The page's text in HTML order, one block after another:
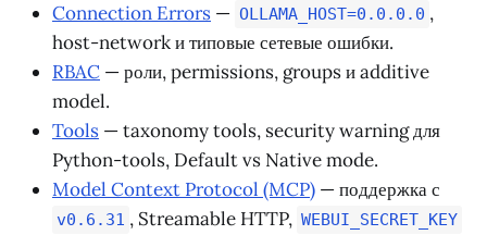
Connection Errors — OLLAMA_HOST=0.0.0.0 ,
host-network и типовые сетевые ошибки.
RBAC — роли, permissions, groups и additive
model.
Tools — taxonomy tools, security warning для
Python-tools, Default vs Native mode.
Model Context Protocol (MCP) — поддержка с
v0.6.31 , Streamable HTTP, WEBUI_SECRET_KEY